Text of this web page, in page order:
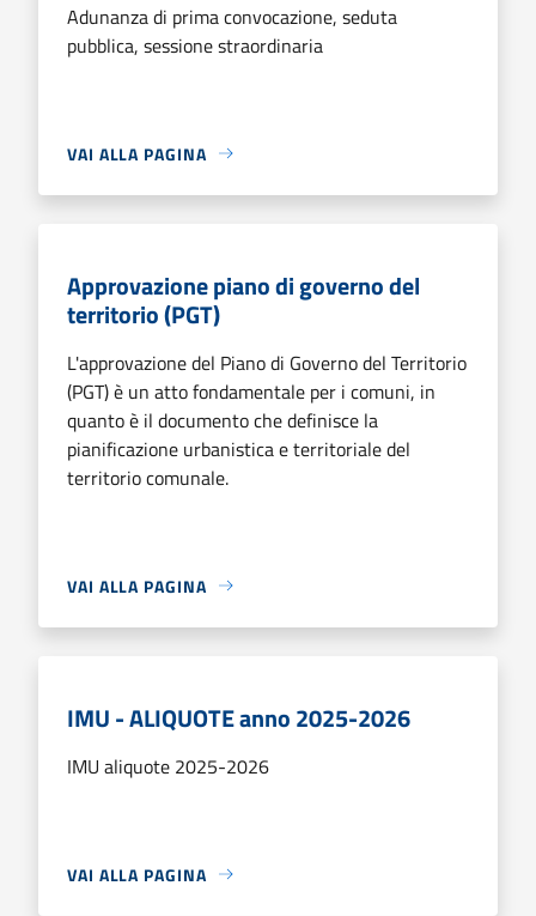
Adunanza di prima convocazione, seduta
pubblica, sessione straordinaria
VAI ALLA PAGINA
Approvazione piano di governo del
territorio (PGT)
L'approvazione del Piano di Governo del Territorio
(PGT) è un atto fondamentale per i comuni, in
quanto è il documento che definisce la
pianificazione urbanistica e territoriale del
territorio comunale.
VAI ALLA PAGINA
IMU - ALIQUOTE anno 2025-2026
IMU aliquote 2025-2026
VAI ALLA PAGINA